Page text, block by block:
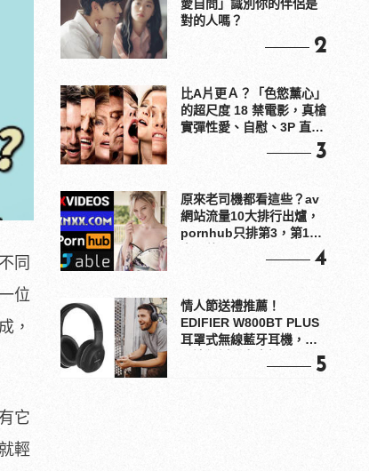
同
位
，
它
輕
愛自問」識別你的伴侶是
對的人嗎？
2
比A片更Ａ？「色慾薰心」
的超尺度 18 禁電影，真槍
實彈性愛、自慰、3P 直接
3
原來老司機都看這些？av
網站流量10大排行出爐，
pornhub只排第3，第1名
4
情人節送禮推薦！
EDIFIER W800BT PLUS
耳罩式無線藍牙耳機，在
5